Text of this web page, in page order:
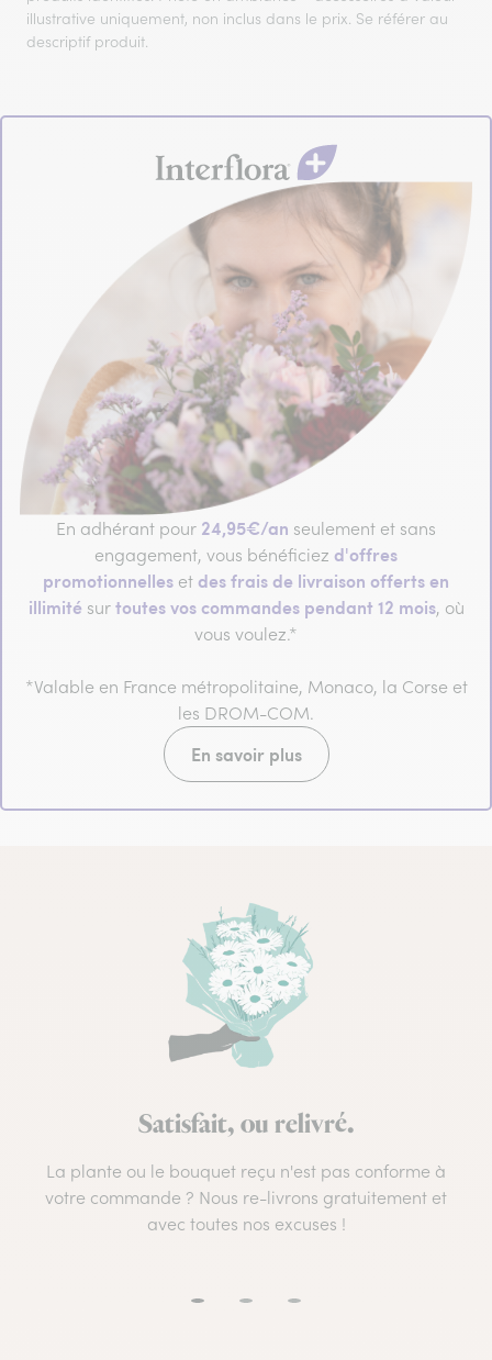
illustrative uniquement, non inclus dans le prix. Se référer au
descriptif produit.
En adhérant pour 24,95€/an seulement et sans
engagement, vous bénéficiez d'offres
promotionnelles et des frais de livraison offerts en
illimité surtoutes vos commandes pendant 12 mois, où
vous voulez.*
*Valable en France métropolitaine, Monaco, la Corse et
les DROM-COM.
En savoir plus
Satisfait, ou relivré.
La plante ou le bouquet reçu n'est pas conforme à
votre commande ? Nous re-livrons gratuitement et
avec toutes nos excuses !